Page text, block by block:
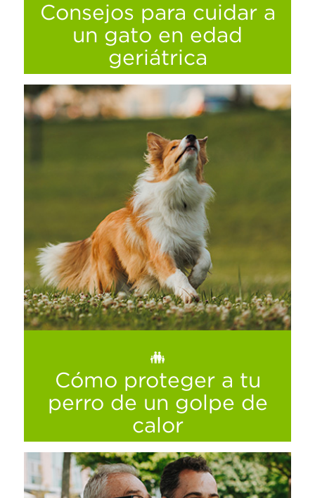
Consejos para cuidar a
un gato en edad
geriátrica
Todo lo que necesitas saber si tienes un
gato senior o geriátrico.
Ver más
Cómo proteger a tu
perro de un golpe de
calor